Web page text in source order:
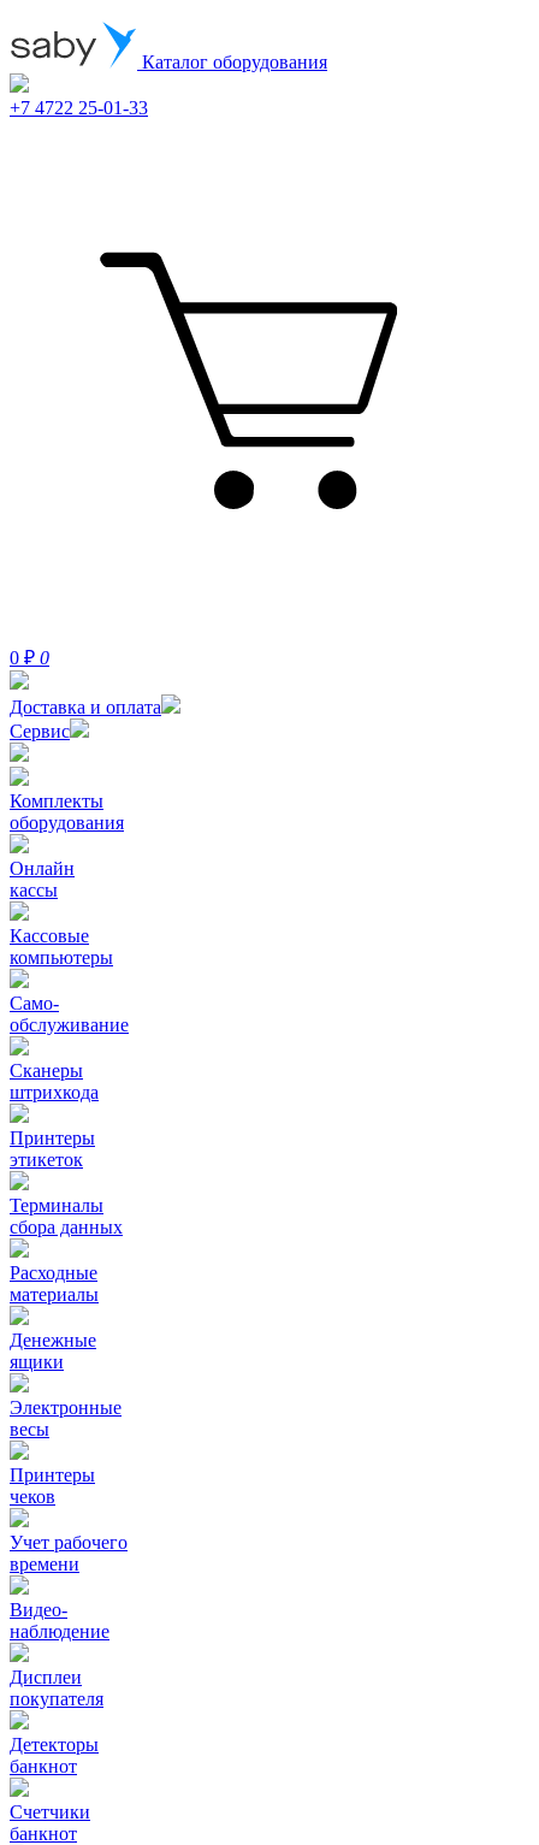
Каталог оборудования
+7 4722 25-01-33
0 ₽ 0
Доставка и оплата
Сервис
Комплекты
оборудования
Онлайн
кассы
Кассовые
компьютеры
Само-
обслуживание
Сканеры
штрихкода
Принтеры
этикеток
Терминалы
сбора данных
Расходные
материалы
Денежные
ящики
Электронные
весы
Принтеры
чеков
Учет рабочего
времени
Видео‑
наблюдение
Дисплеи
покупателя
Детекторы
банкнот
Счетчики
банкнот